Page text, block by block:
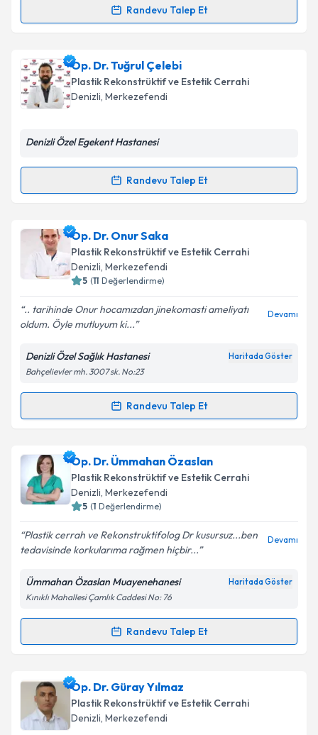
'ni okudum ve kişisel verilerimin belirtilen
kapsamda işlenmesini kabul ediyorum.
Takvim Talebini Gönder
Randevu Talep Et
Randevu Takvimi Talebi
Op. Dr. Serçin Tirelioğluiçin randevu takvimi talebi
oluşturun. Size bu uzmandan randevu almanız için bir
takvim hazırlandığında e-posta ile bilgilendireceğiz.
Kişisel verilerimin işlenmesine ilişkinAydınlatma
Takvim Talebini Gönder
Op. Dr. Tuğrul Çelebi
Plastik Rekonstrüktif ve Estetik Cerrahi
Denizli, Merkezefendi
Denizli Özel Egekent Hastanesi
Randevu Talep Et
Randevu Takvimi Talebi
Op. Dr. Tuğrul Çelebiiçin randevu takvimi talebi
oluşturun. Size bu uzmandan randevu almanız için bir
takvim hazırlandığında e-posta ile bilgilendireceğiz.
Kişisel verilerimin işlenmesine ilişkin
Aydınlatma
Metni'ni okudum ve kişisel verilerimin belirtilen
kapsamda işlenmesini kabul ediyorum.
Op. Dr. Onur Saka
Plastik Rekonstrüktif ve Estetik Cerrahi
Denizli, Merkezefendi
5 (11 Değerlendirme)
.. tarihinde Onur hocamızdan jinekomasti ameliyatı
oldum. Öyle mutluyum ki...
Devamı
Denizli Özel Sağlık Hastanesi Haritada Göster
Bahçelievler mh. 3007 sk. No:23
Randevu Talep Et
Randevu Takvimi Talebi
Op. Dr. Onur Sakaiçin randevu takvimi talebi
oluşturun. Size bu uzmandan randevu almanız için bir
takvim hazırlandığında e-posta ile bilgilendireceğiz.
Kişisel verilerimin işlenmesine ilişkin
Aydınlatma
Metni'ni okudum ve kişisel verilerimin belirtilen
kapsamda işlenmesini kabul ediyorum.
Op. Dr. Ümmahan Özaslan
Plastik Rekonstrüktif ve Estetik Cerrahi
Denizli, Merkezefendi
5 (1 Değerlendirme)
Plastik cerrah ve Rekonstruktifolog Dr kusursuz...ben
tedavisinde korkularıma rağmen hiçbir...
Devamı
Ümmahan Özaslan Muayenehanesi Haritada Göster
Kınıklı Mahallesi Çamlık Caddesi No: 76
Randevu Talep Et
Randevu Takvimi Talebi
Op. Dr. Ümmahan Özaslaniçin randevu takvimi
talebi oluşturun. Size bu uzmandan randevu almanız
için bir takvim hazırlandığında e-posta ile
bilgilendireceğiz.
Op. Dr. Güray Yılmaz
Plastik Rekonstrüktif ve Estetik Cerrahi
Denizli, Merkezefendi